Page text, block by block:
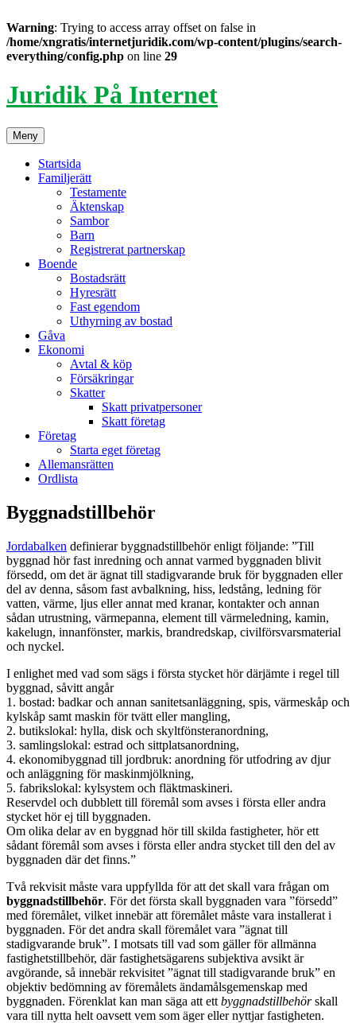
Warning: Trying to access array offset on false in
/home/xngratis/internetjuridik.com/wp-content/plugins/search-
everything/config.php on line 29
Hoppa
till
Juridik På Internet
Meny
Startsida
Familjerätt
Testamente
Äktenskap
Sambor
Barn
Registrerat partnerskap
Boende
Bostadsrätt
Hyresrätt
Fast egendom
Uthyrning av bostad
Gåva
Ekonomi
Avtal & köp
Försäkringar
Skatter
Skatt privatpersoner
Skatt företag
Företag
Starta eget företag
Allemansrätten
Ordlista
Byggnadstillbehör
Jordabalken definierar byggnadstillbehör enligt följande: ”Till
byggnad hör fast inredning och annat varmed byggnaden blivit
försedd, om det är ägnat till stadigvarande bruk för byggnaden eller
del av denna, såsom fast avbalkning, hiss, ledstång, ledning för
vatten, värme, ljus eller annat med kranar, kontakter och annan
sådan utrustning, värmepanna, element till värmeledning, kamin,
kakelugn, innanfönster, markis, brandredskap, civilförsvarsmaterial
och nyckel.
I enlighet med vad som sägs i första stycket hör därjämte i regel till
byggnad, såvitt angår
1. bostad: badkar och annan sanitetsanläggning, spis, värmeskåp och
kylskåp samt maskin för tvätt eller mangling,
2. butikslokal: hylla, disk och skyltfönsteranordning,
3. samlingslokal: estrad och sittplatsanordning,
4. ekonomibyggnad till jordbruk: anordning för utfodring av djur
och anläggning för maskinmjölkning,
5. fabrikslokal: kylsystem och fläktmaskineri.
Reservdel och dubblett till föremål som avses i första eller andra
stycket hör ej till byggnaden.
Om olika delar av en byggnad hör till skilda fastigheter, hör ett
sådant föremål som avses i första eller andra stycket till den del av
byggnaden där det finns.”
Två rekvisit måste vara uppfyllda för att det skall vara frågan om
byggnadstillbehör. För det första skall byggnaden vara ”försedd”
med föremålet, vilket innebär att föremålet måste vara installerat i
byggnaden. För det andra skall föremålet vara ”ägnat till
stadigvarande bruk”. I motsats till vad som gäller för allmänna
fastighetstillbehör, där fastighetsägarens subjektiva avsikt är
avgörande, så innebär rekvisitet ”ägnat till stadigvarande bruk” en
objektiv bedömning av föremålets ändamålsgemenskap med
byggnaden. Förenklat kan man säga att ett byggnadstillbehörskall
vara till nytta helt oavsett vem som äger eller nyttjar fastigheten.